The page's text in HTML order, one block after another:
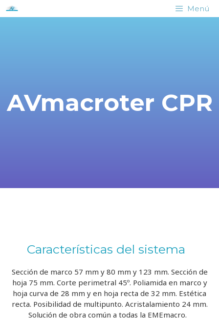
Menú
AVmacroter CPR
Características del sistema
Sección de marco 57 mm y 80 mm y 123 mm. Sección de
hoja 75 mm. Corte perimetral 45º. Poliamida en marco y
hoja curva de 28 mm y en hoja recta de 32 mm. Estética
recta. Posibilidad de multipunto. Acristalamiento 24 mm.
Solución de obra común a todas la EMEmacro.